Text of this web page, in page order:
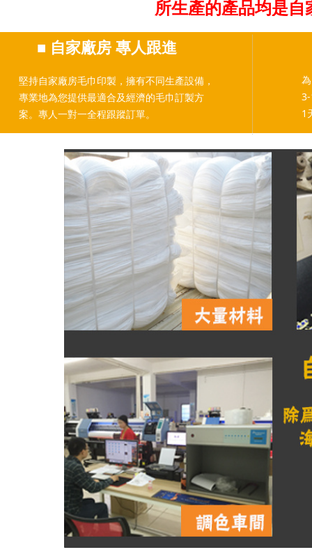
所生產的產品均是
■ 自家廠房 專人跟進
1
堅持自家廠房毛巾印製，擁有不同生產設備，
專業地為您提供最適合及經濟的毛巾訂製方
案。專人一對一全程跟蹤訂單。